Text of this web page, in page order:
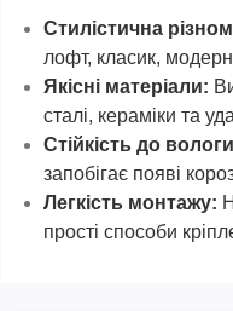
Стилістична
лофт, класик, модерн
Якісні матеріали:
сталі, кераміки та
Стійкість до
запобігає появі
Легкість монтажу:
прості способи